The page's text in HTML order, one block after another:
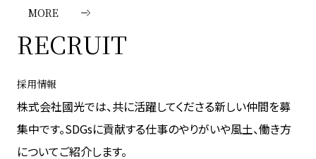
MORE
RECRUIT
採用情報
株式会社國光では、共に活躍してくださる新しい仲間を募
集中です。SDGsに貢献する仕事のやりがいや風土、働き方
についてご紹介します。